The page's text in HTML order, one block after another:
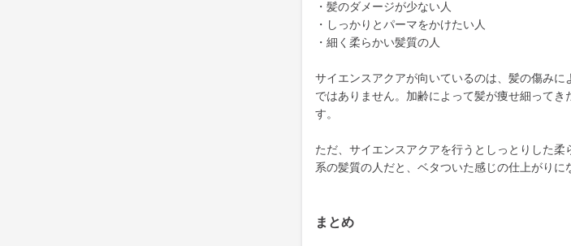
・髪のダメージが少ない人
・しっかりとパーマをかけたい人
・細く柔らかい髪質の人
サイエンスアクアが向いているのは、髪の傷み
ではありません。加齢によって髪が痩せ細って
す。
ただ、サイエンスアクアを行うとしっとりした
系の髪質の人だと、ベタついた感じの仕上がりに
まとめ